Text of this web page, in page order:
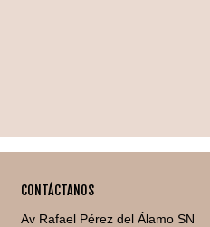
CONTÁCTANOS
Av Rafael Pérez del Álamo SN